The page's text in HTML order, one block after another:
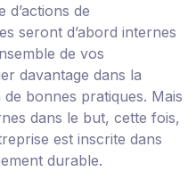
d’actions de
seront d’abord internes
de vos
davantage dans la
bonnes pratiques. Mais
dans le but, cette fois,
est inscrite dans
durable.